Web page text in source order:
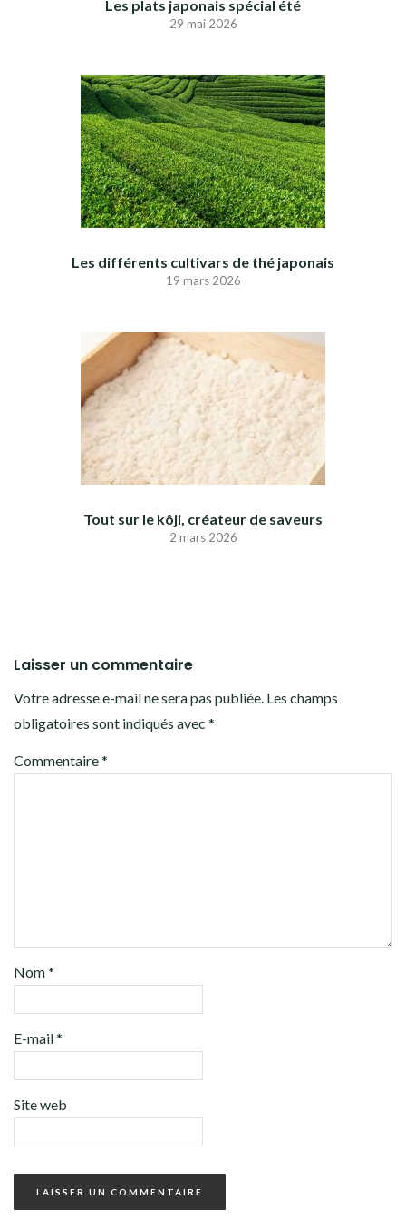
Les plats japonais spécial été
29 mai 2026
Les différents cultivars de thé japonais
19 mars 2026
Tout sur le kôji, créateur de saveurs
2 mars 2026
Laisser un commentaire
Votre adresse e-mail ne sera pas publiée. Les champs
obligatoires sont indiqués avec *
Commentaire*
Nom*
E-mail*
Site web